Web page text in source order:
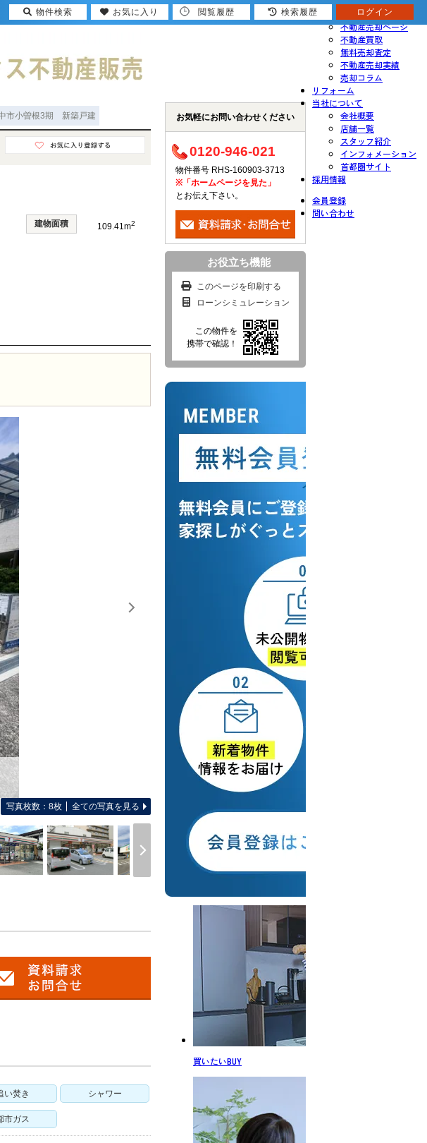
売りたい
不動産売却ページ
不動産買取
無料売却査定
不動産売却実績
売却コラム
リフォーム
当社について
会社概要
店舗一覧
スタッフ紹介
インフォメーション
首都圏サイト
採用情報
会員登録
問い合わせ
市小曽根3期 新築戸建
建物面積 109.41m2
写真枚数：8枚 全ての写真を見る
い焚き シャワー
市ガス
お気軽にお問い合わせください
0120-946-021
物件番号 RHS-160903-3713
※「ホームページを見た」
とお伝え下さい。
お役立ち機能
このページを印刷する
ローンシミュレーション
この物件を
携帯で確認！
買いたい BUY
物件検索 お気に入り 閲覧履歴 検索履歴 ログイン